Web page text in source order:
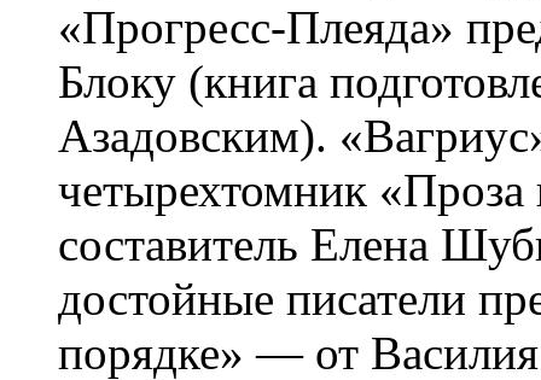
«Прогресс-Плеяда»
Блоку (книга
Азадовским).
четырехтомник «Проза
составитель Елена
достойные писатели
порядке» — от